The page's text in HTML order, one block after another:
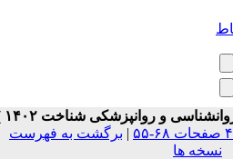
|برگشت به فهرست
نسخه ها